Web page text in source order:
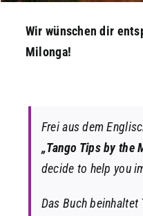
Wir wünschen dir
Milonga!
Frei aus dem
„Tango Tips by the
decide to help you
Das Buch